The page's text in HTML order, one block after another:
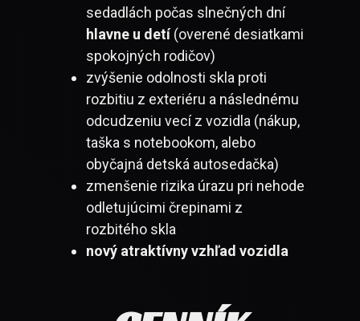
sedadlách počas slnečných dní
hlavne u detí(overené desiatkami
spokojných rodičov)
zvýšenie odolnosti skla proti
rozbitiu z exteriéru a následnému
odcudzeniu vecí z vozidla (nákup,
taška s notebookom, alebo
obyčajná detská autosedačka)
zmenšenie rizika úrazu pri nehode
odletujúcimi črepinami z
rozbitého skla
nový atraktívny vzhľad vozidla